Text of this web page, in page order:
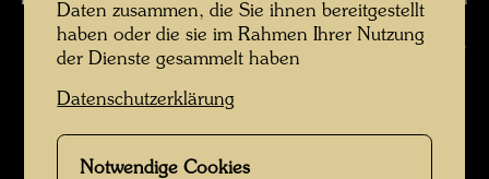
Hundertwasser mit seinem Werk "Das Match des Jahrhunderts" ,
Fotograf: Unbekannt Unknown © unbekannt / Hundertwasser Archiv
Hundertwasser in den 1950er-Jahren
Bildergalerie öffnen
Daten zusammen, die Sie ihnen bereitgestellt
haben oder die sie im Rahmen Ihrer Nutzung
der Dienste gesammelt haben
Datenschutzerklärung
Notwendige Cookies